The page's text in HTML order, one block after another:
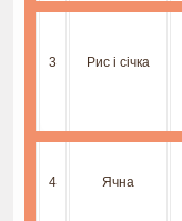
3 Рис і січка
4 Ячна